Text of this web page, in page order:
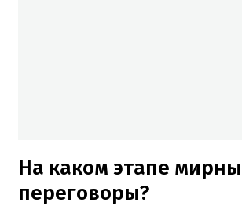
На каком этапе
переговоры?